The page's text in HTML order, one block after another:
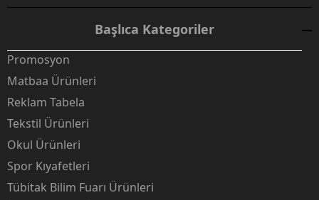
Başlıca Kategoriler
Promosyon
Matbaa Ürünleri
Reklam Tabela
Tekstil Ürünleri
Okul Ürünleri
Spor Kıyafetleri
Tübitak Bilim Fuarı Ürünleri